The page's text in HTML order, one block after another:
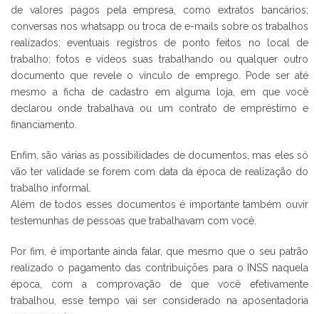
de valores pagos pela empresa, como extratos bancários;
conversas nos whatsapp ou troca de e-mails sobre os trabalhos
realizados; eventuais registros de ponto feitos no local de
trabalho; fotos e vídeos suas trabalhando ou qualquer outro
documento que revele o vínculo de emprego. Pode ser até
mesmo a ficha de cadastro em alguma loja, em que você
declarou onde trabalhava ou um contrato de empréstimo e
financiamento.
Enfim, são várias as possibilidades de documentos, mas eles só
vão ter validade se forem com data da época de realização do
trabalho informal.
Além de todos esses documentos é importante também ouvir
testemunhas de pessoas que trabalhavam com você.
Por fim, é importante ainda falar, que mesmo que o seu patrão
realizado o pagamento das contribuições para o INSS naquela
época, com a comprovação de que você efetivamente
trabalhou, esse tempo vai ser considerado na aposentadoria